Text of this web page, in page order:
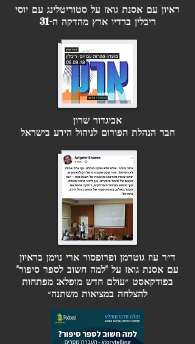
ראיון עם אסנת גואז על סטוריטלינג עם יוסי
ריבלין ברדיו ארץ מהדקה ה-31
אביגדור שרון
חבר הנהלת הפורום לניהול הידע בישראל
ד״ר עוז גוטרמן ופרופסור ארי נוימן בראיון
בפודקאסט ״עולם חדש מופלא: מפתחות
להצלחה במציאות משתנה״